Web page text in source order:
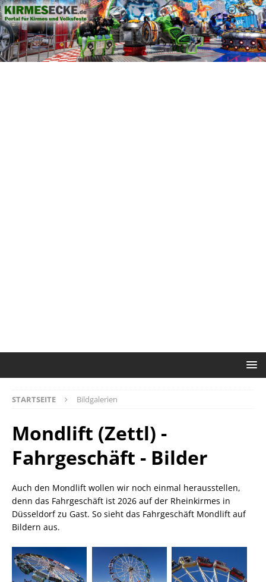
STARTSEITE Bildgalerien
Mondlift (Zettl) -
Fahrgeschäft - Bilder
Auch den Mondlift wollen wir noch einmal herausstellen,
denn das Fahrgeschäft ist 2026 auf der Rheinkirmes in
Düsseldorf zu Gast. So sieht das Fahrgeschäft Mondlift auf
Bildern aus.